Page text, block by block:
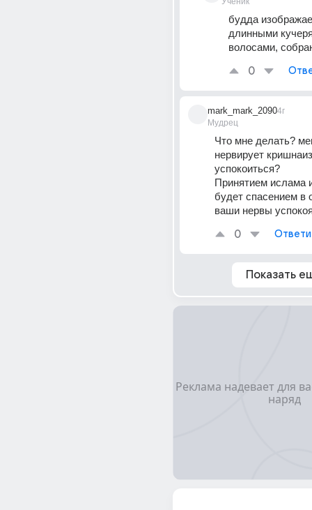
будда
длинными
волосами,
0
mark_mark_2090
Мудрец
4г
Что мне делать?
нервирует
успокоиться?
Принятием ислама
будет спасением в
ваши нервы
0
Показать